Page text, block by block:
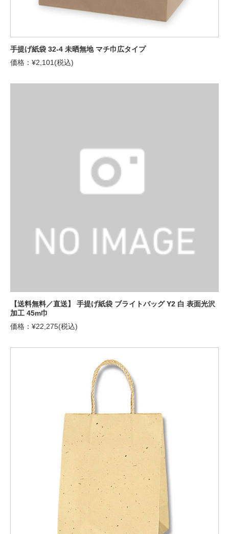
手提げ紙袋 32-4 未晒無地 マチ巾広タイプ
価格：¥2,101(税込)
【送料無料／直送】 手提げ紙袋 ブライトバッグ Y2 白 表面光沢
加工 45m巾
価格：¥22,275(税込)